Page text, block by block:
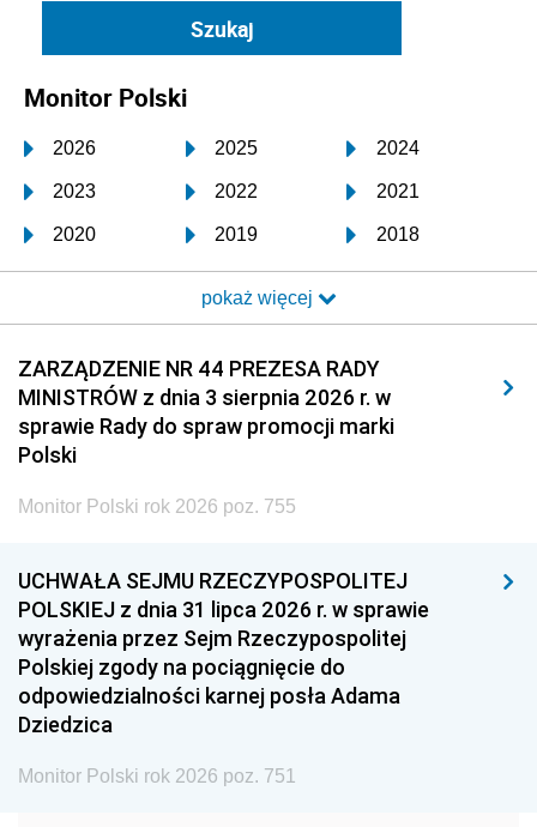
Monitor Polski
2026 2025 2024
2023 2022 2021
2020 2019 2018
2017 2016 2015
2014 2013 2012
2011 2010 2009
2008 2007 2006
2005
1996 1995 1994
1993 1992 1991
1990 1989
1987 1986 1985
pokaż więcej
ZARZĄDZENIE NR 44 PREZESA RADY
MINISTRÓW z dnia 3 sierpnia 2026 r. w
sprawie Rady do spraw promocji marki
Polski
Monitor Polski rok 2026 poz. 755
UCHWAŁA SEJMU RZECZYPOSPOLITEJ
POLSKIEJ z dnia 31 lipca 2026 r. w sprawie
wyrażenia przez Sejm Rzeczypospolitej
Polskiej zgody na pociągnięcie do
odpowiedzialności karnej posła Adama
Dziedzica
Monitor Polski rok 2026 poz. 751